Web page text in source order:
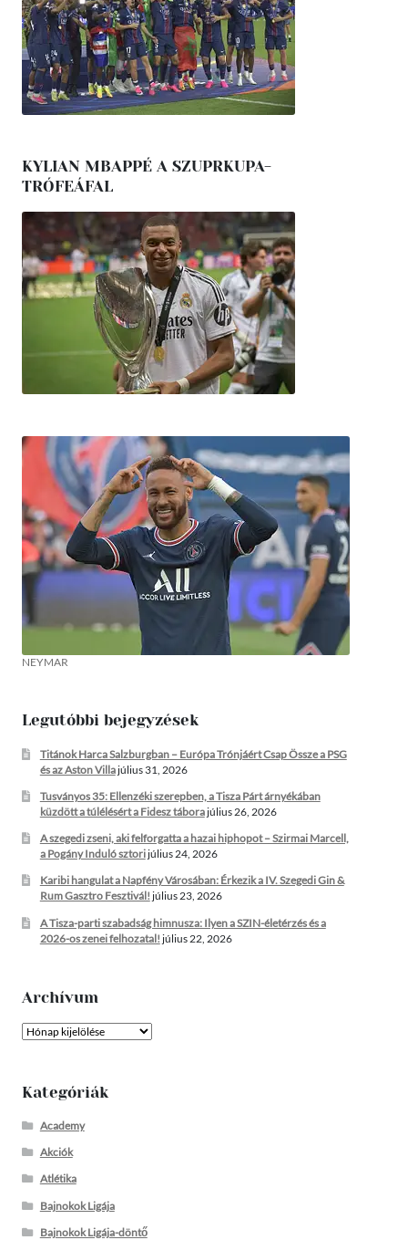
KYLIAN MBAPPÉ A SZUPRKUPA-
TRÓFEÁFAL
NEYMAR
Legutóbbi bejegyzések
Titánok Harca Salzburgban – Európa Trónjáért Csap Össze a PSG
és az Aston Villajúlius 31, 2026
Tusványos 35: Ellenzéki szerepben, a Tisza Párt árnyékában
küzdött a túlélésért a Fidesz táborajúlius 26, 2026
A szegedi zseni, aki felforgatta a hazai hiphopot – Szirmai Marcell,
a Pogány Induló sztorijúlius 24, 2026
Karibi hangulat a Napfény Városában: Érkezik a IV. Szegedi Gin &
Rum Gasztro Fesztivál! július 23, 2026
A Tisza-parti szabadság himnusza: Ilyen a SZIN-életérzés és a
2026-os zenei felhozatal! július 22, 2026
Archívum
Archívum
Kategóriák
Academy
Akciók
Atlétika
Bajnokok Ligája
Bajnokok Ligája-döntő